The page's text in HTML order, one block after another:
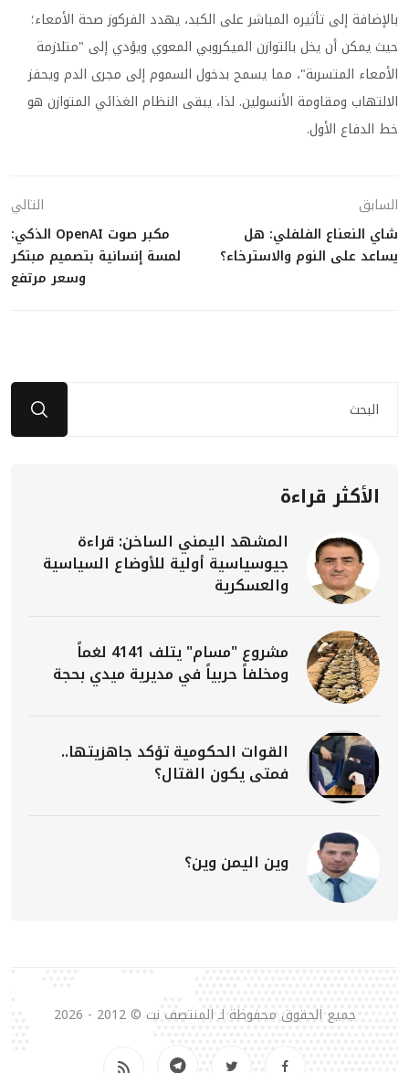
بالإضافة إلى تأثيره المباشر على الكبد، يهدد الفركوز صحة الأمعاء؛
حيث يمكن أن يخل بالتوازن الميكروبي المعوي ويؤدي إلى "متلازمة
الأمعاء المتسربة"، مما يسمح بدخول السموم إلى مجرى الدم ويحفز
الالتهاب ومقاومة الأنسولين. لذا، يبقى النظام الغذائي المتوازن هو
خط الدفاع الأول.
السابق
شاي النعناع الفلفلي: هل
يساعد على النوم والاسترخاء؟
التالي
مكبر صوت OpenAI الذكي:
لمسة إنسانية بتصميم مبتكر
وسعر مرتفع
الأكثر قراءة
المشهد اليمني الساخن: قراءة
جيوسياسية أولية للأوضاع السياسية
والعسكرية
مشروع "مسام" يتلف 4141 لغماً
ومخلفاً حربياً في مديرية ميدي بحجة
القوات الحكومية تؤكد جاهزيتها..
فمتى يكون القتال؟
وين اليمن وين؟
جميع الحقوق محفوظة لـ المنتصف نت © 2012 - 2026